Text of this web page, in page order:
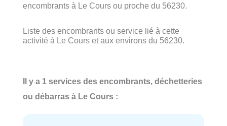
encombrants à Le Cours ou proche du 56230.
Liste des encombrants ou service lié à cette
activité à Le Cours et aux environs du 56230.
Il y a 1 services des encombrants, déchetteries
ou débarras à Le Cours :